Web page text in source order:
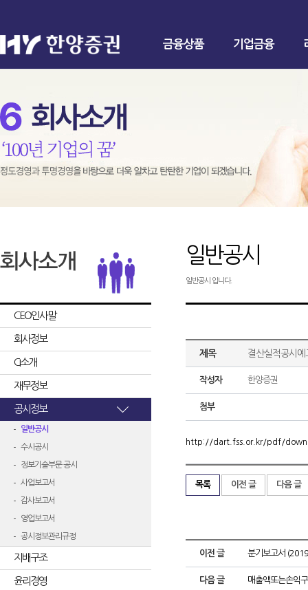
금융상품 기업금융
CEO인사말
회사정보
CI소개
재무정보
공시정보
일반공시
수시공시
정보기술부문 공시
사업보고서
감사보고서
영업보고서
공시정보관리규정
지배구조
윤리경영
일반공시
일반공시 입니다.
제목 결산실적공시예
작성자 한양증권
첨부
http://dart.fss.or.kr/pdf/
목록 이전 글 다음 글
이전 글 분기보고서
다음 글 매출액또는손익